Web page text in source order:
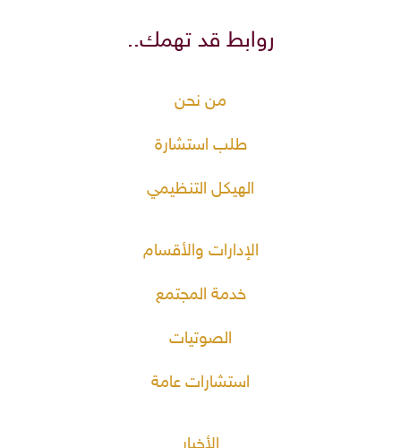
روابط قد تهمك..
من نحن
طلب استشارة
الهيكل التنظيمي
الإدارات والأقسام
خدمة المجتمع
الصوتيات
استشارات عامة